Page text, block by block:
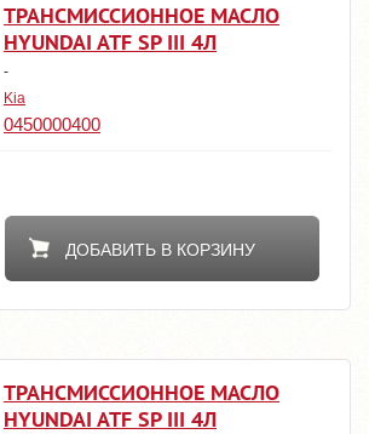
ТРАНСМИССИОННОЕ МАСЛО
HYUNDAI ATF SP III 4Л
-
Kia
0450000400
ДОБАВИТЬ В КОРЗИНУ
ТРАНСМИССИОННОЕ МАСЛО
HYUNDAI ATF SP III 4Л